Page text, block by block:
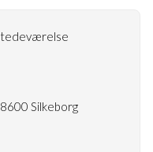
Silkeborg